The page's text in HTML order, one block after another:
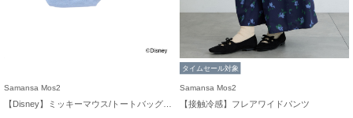
Samansa Mos2
タイムセール対象
Samansa Mos2
【接触冷感】フレアワイドパンツ